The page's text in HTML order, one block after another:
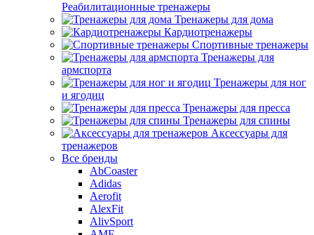
Реабилитационные тренажеры
Тренажеры для дома
Кардиотренажеры
Спортивные тренажеры
Тренажеры для
армспорта
Тренажеры для ног
и ягодиц
Тренажеры для пресса
Тренажеры для спины
Аксессуары для
тренажеров
Все бренды
AbCoaster
Adidas
Aerofit
AlexFit
AlivSport